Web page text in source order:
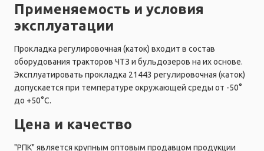
Применяемость и условия
эксплуатации
Прокладка регулировочная (каток) входит в состав
оборудования тракторов ЧТЗ и бульдозеров на их основе.
Эксплуатировать прокладка 21443 регулировочная (каток)
допускается при температуре окружающей среды от -50°
до +50°C.
Цена и качество
"РПК" является крупным оптовым продавцом продукции